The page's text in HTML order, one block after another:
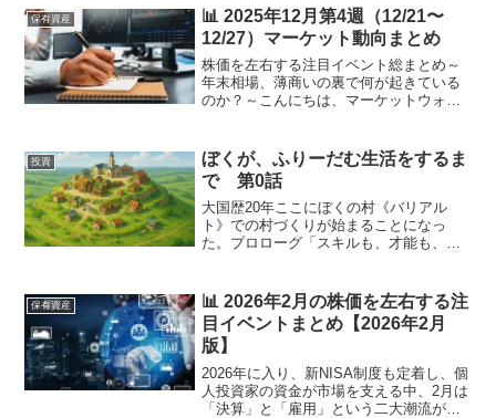
を大きく動かしやすいイベント」を網羅
的に整理...
保有資産
📊 2025年12月第4週（12/21〜
12/27）マーケット動向まとめ
株価を左右する注目イベント総まとめ～
年末相場、薄商いの裏で何が起きている
のか？～こんにちは、マーケットウォッ
クリスマス休暇と年末を控えた「超・特
殊...
投資
ぼくが、ふりーだむ生活をするま
で 第0話
大国歴20年ここにぼくの村《バリアル
ト》での村づくりが始まることになっ
た。プロローグ「スキルも、才能も、都
上にぽつんと佇む村、《バリアルト》。
古くから人々が暮らし、変...
保有資産
📊 2026年2月の株価を左右する注
目イベントまとめ【2026年2月
版】
2026年に入り、新NISA制度も定着し、個
人投資家の資金が市場を支える中、2月は
「決算」と「雇用」という二大潮流がマ